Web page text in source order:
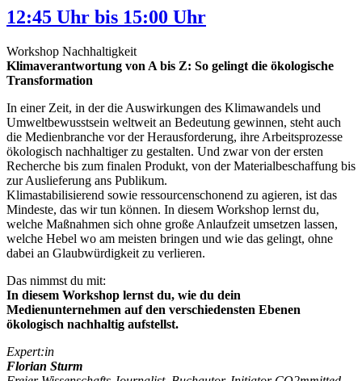
12:45 Uhr bis 15:00 Uhr
Workshop Nachhaltigkeit
Klimaverantwortung von A bis Z: So gelingt die ökologische
Transformation
In einer Zeit, in der die Auswirkungen des Klimawandels und
Umweltbewusstsein weltweit an Bedeutung gewinnen, steht auch
die Medienbranche vor der Herausforderung, ihre Arbeitsprozesse
ökologisch nachhaltiger zu gestalten. Und zwar von der ersten
Recherche bis zum finalen Produkt, von der Materialbeschaffung bis
zur Auslieferung ans Publikum.
Klimastabilisierend sowie ressourcenschonend zu agieren, ist das
Mindeste, das wir tun können. In diesem Workshop lernst du,
welche Maßnahmen sich ohne große Anlaufzeit umsetzen lassen,
welche Hebel wo am meisten bringen und wie das gelingt, ohne
dabei an Glaubwürdigkeit zu verlieren.
Das nimmst du mit:
In diesem Workshop lernst du, wie du dein
Medienunternehmen auf den verschiedensten Ebenen
ökologisch nachhaltig aufstellst.
Expert:in
Florian Sturm